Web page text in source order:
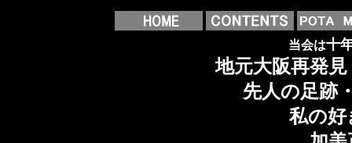
当会は十
地元大阪再発見
先人の足跡
私の好